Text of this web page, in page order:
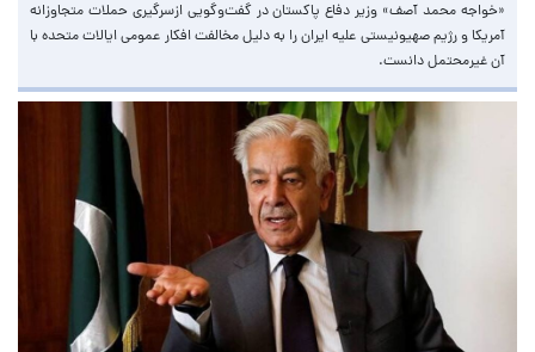
«خواجه محمد آصف» وزیر دفاع پاکستان در گفت‌وگویی ازسرگیری حملات متجاوزانه
آمریکا و رژیم صهیونیستی علیه ایران را به دلیل مخالفت افکار عمومی ایالات متحده با
آن غیرمحتمل دانست.